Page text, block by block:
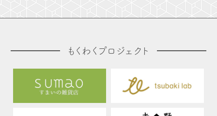
もくわくプロジェクト